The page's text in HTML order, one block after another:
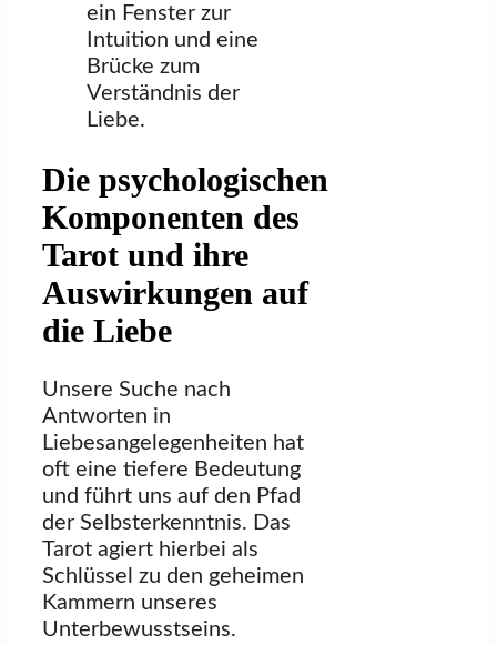
ein Fenster zur
Intuition und eine
Brücke zum
Verständnis der
Liebe.
Die psychologischen
Komponenten des
Tarot und ihre
Auswirkungen auf
die Liebe
Unsere Suche nach
Antworten in
Liebesangelegenheiten hat
oft eine tiefere Bedeutung
und führt uns auf den Pfad
der Selbsterkenntnis. Das
Tarot agiert hierbei als
Schlüssel zu den geheimen
Kammern unseres
Unterbewusstseins.